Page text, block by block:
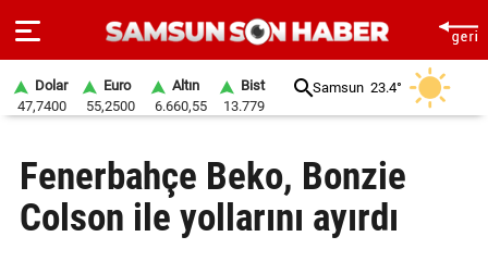
SAYFA
SAMSUN
Dolar
47,7400
Euro
55,2500
Altın
6.660,55
Bist
13.779
Samsun 23.4°
Fenerbahçe Beko, Bonzie
Colson ile yollarını ayırdı